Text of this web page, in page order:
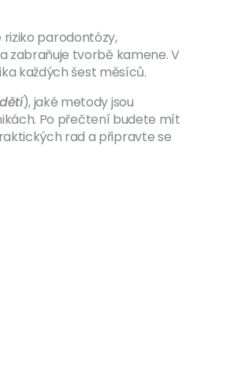
parodontózy,
zabraňuje tvorbě kamene. V
každých šest měsíců.
), jaké metody jsou
Po přečtení budete mít
rad a připravte se